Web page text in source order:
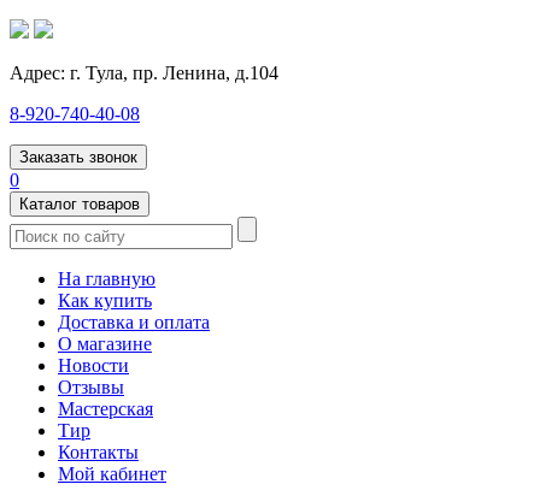
Адрес: г. Тула, пр. Ленина, д.104
8-920-740-40-08
Заказать звонок
0
Каталог товаров
На главную
Как купить
Доставка и оплата
О магазине
Новости
Отзывы
Мастерская
Тир
Контакты
Мой кабинет